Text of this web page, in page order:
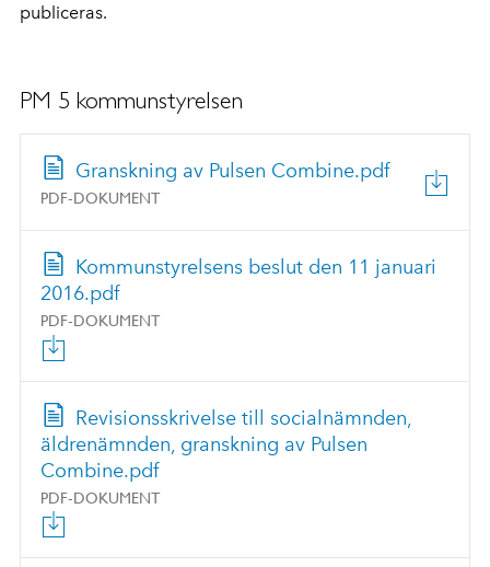
publiceras.
PM 5 kommunstyrelsen
Granskning av Pulsen Combine.pdf
PDF-DOKUMENT
Kommunstyrelsens beslut den 11 januari
2016.pdf
PDF-DOKUMENT
Revisionsskrivelse till socialnämnden,
äldrenämnden, granskning av Pulsen
Combine.pdf
PDF-DOKUMENT